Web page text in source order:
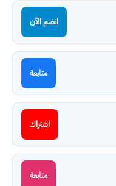
انضم الآن
متابعة
اشتراك
متابعة